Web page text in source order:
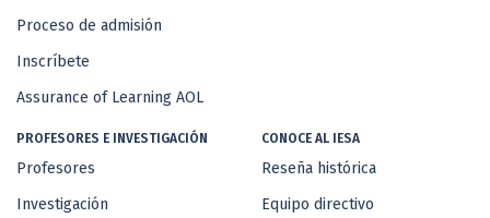
Proceso de admisión
Inscríbete
Assurance of Learning AOL
PROFESORES E INVESTIGACIÓN
Profesores
Investigación
CONOCE AL IESA
Reseña histórica
Equipo directivo